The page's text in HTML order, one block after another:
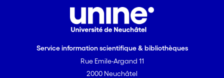
Service information scientifique & bibliothèques
Rue Emile-Argand 11
2000 Neuchâtel